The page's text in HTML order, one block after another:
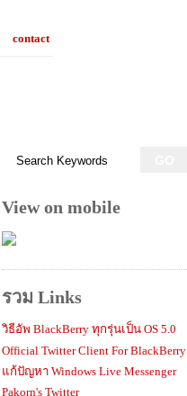
contact
View on mobile
รวม Links
วิธีอัพ BlackBerry ทุกรุ่นเป็น OS 5.0
Official Twitter Client For BlackBerry
แก้ปัญหา Windows Live Messenger
Pakorn's Twitter